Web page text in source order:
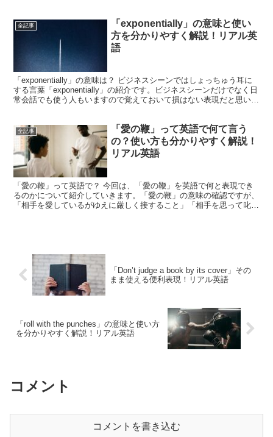
全記事
「exponentially」の意味と使い
方を分かりやすく解説！リアル英
語
「exponentially」の意味は？ ビジネスシーンではしょっちゅう耳に
する言葉「exponentially」の紹介です。ビジネスシーンだけでなく日
常会話でも使う人もいますので覚えておいて損はない表現だと思いま
全記事
「愛の鞭」って英語で何て言う
の？使い方も分かりやすく解説！
リアル英語
「愛の鞭」って英語で？ 今回は、「愛の鞭」を英語で何と表現でき
るのかについて紹介していきます。「愛の鞭」の意味の確認ですが、
「相手を愛しているがゆえに厳しく接すること」「相手を思って叱責
「Don’t judge a book by its cover」その
まま使える便利表現！リアル英語
「roll with the punches」の意味と使い方
を分かりやすく解説！リアル英語
コメント
コメントを書き込む